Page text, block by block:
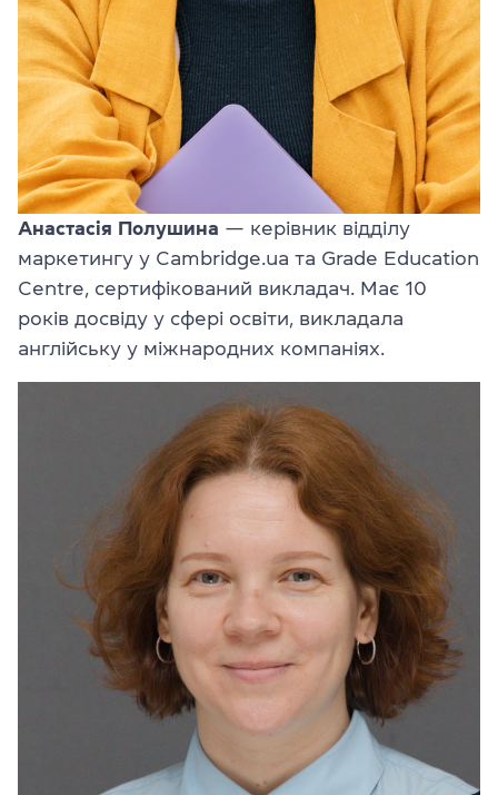
Анастасія Полушина — керівник відділу
маркетингу у Cambridge.ua та Grade Education
Centre, сертифікований викладач. Має 10
років досвіду у сфері освіти, викладала
англійську у міжнародних компаніях.